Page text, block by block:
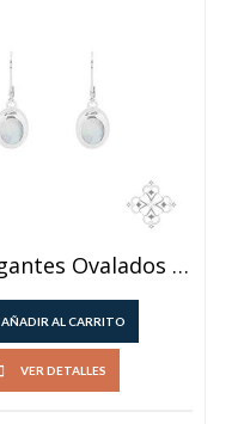
Aros Colgantes Ovalados Nacar
AÑADIR AL CARRITO
VER DETALLES